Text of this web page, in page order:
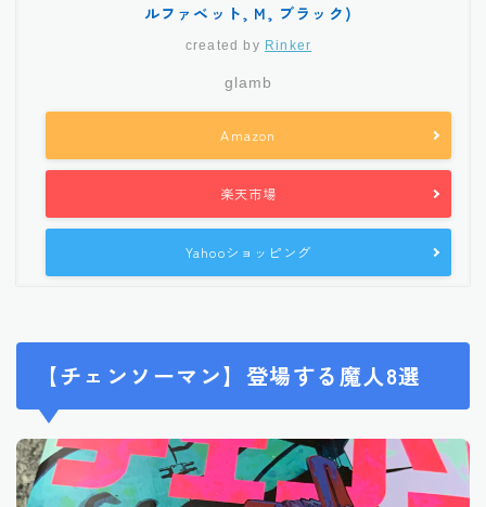
ルファベット, M, ブラック)
created by Rinker
glamb
Amazon
楽天市場
Yahooショッピング
【チェンソーマン】登場する魔人8選